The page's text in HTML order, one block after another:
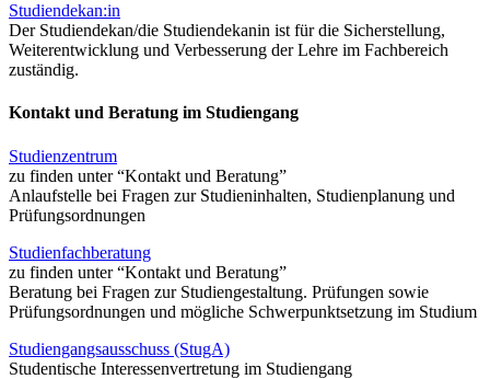
Studiendekan:in
Der Studiendekan/die Studiendekanin ist für die Sicherstellung,
Weiterentwicklung und Verbesserung der Lehre im Fachbereich
zuständig.
Kontakt und Beratung im Studiengang
Studienzentrum
zu finden unter “Kontakt und Beratung”
Anlaufstelle bei Fragen zur Studieninhalten, Studienplanung und
Prüfungsordnungen
Studienfachberatung
zu finden unter “Kontakt und Beratung”
Beratung bei Fragen zur Studiengestaltung. Prüfungen sowie
Prüfungsordnungen und mögliche Schwerpunktsetzung im Studium
Studiengangsausschuss (StugA)
Studentische Interessenvertretung im Studiengang